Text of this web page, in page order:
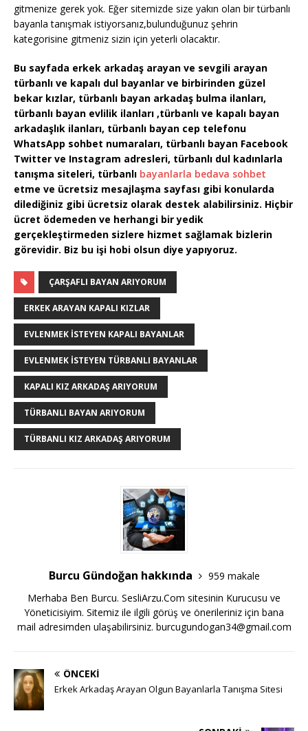
gitmenize gerek yok. Eğer sitemizde size yakın olan bir türbanlı
bayanla tanışmak istiyorsanız,bulunduğunuz şehrin
kategorisine gitmeniz sizin için yeterli olacaktır.
Bu sayfada erkek arkadaş arayan ve sevgili arayan
türbanlı ve kapalı dul bayanlar ve birbirinden güzel
bekar kızlar, türbanlı bayan arkadaş bulma ilanları,
türbanlı bayan evlilik ilanları ,türbanlı ve kapalı bayan
arkadaşlık ilanları, türbanlı bayan cep telefonu
WhatsApp sohbet numaraları, türbanlı bayan Facebook
Twitter ve Instagram adresleri, türbanlı dul kadınlarla
tanışma siteleri, türbanlı bayanlarla bedava sohbet
etme ve ücretsiz mesajlaşma sayfası gibi konularda
dilediğiniz gibi ücretsiz olarak destek alabilirsiniz. Hiçbir
ücret ödemeden ve herhangi bir yedik
gerçekleştirmeden sizlere hizmet sağlamak bizlerin
görevidir. Biz bu işi hobi olsun diye yapıyoruz.
ÇARŞAFLI BAYAN ARIYORUM
ERKEK ARAYAN KAPALI KIZLAR
EVLENMEK ISTEYEN KAPALI BAYANLAR
EVLENMEK ISTEYEN TÜRBANLI BAYANLAR
KAPALI KIZ ARKADAŞ ARIYORUM
TÜRBANLI BAYAN ARIYORUM
TÜRBANLI KIZ ARKADAŞ ARIYORUM
Burcu Gündoğan hakkında
959 makale
Merhaba Ben Burcu. SesliArzu.Com sitesinin Kurucusu ve
Yöneticisiyim. Sitemiz ile ilgili görüş ve önerileriniz için bana
mail adresimden ulaşabilirsiniz. burcugundogan34@gmail.com
ÖNCEKI
Erkek Arkadaş Arayan Olgun Bayanlarla Tanışma Sitesi